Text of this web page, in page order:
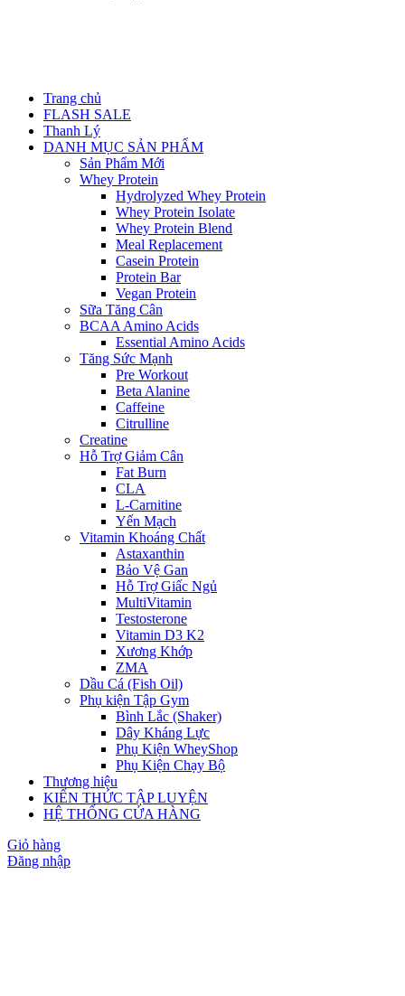
Trang chủ
FLASH SALE
Thanh Lý
DANH MỤC SẢN PHẨM
Sản Phẩm Mới
Whey Protein
Hydrolyzed Whey Protein
Whey Protein Isolate
Whey Protein Blend
Meal Replacement
Casein Protein
Protein Bar
Vegan Protein
Sữa Tăng Cân
BCAA Amino Acids
Essential Amino Acids
Tăng Sức Mạnh
Pre Workout
Beta Alanine
Caffeine
Citrulline
Creatine
Hỗ Trợ Giảm Cân
Fat Burn
CLA
L-Carnitine
Yến Mạch
Vitamin Khoáng Chất
Astaxanthin
Bảo Vệ Gan
Hỗ Trợ Giấc Ngủ
MultiVitamin
Testosterone
Vitamin D3 K2
Xương Khớp
ZMA
Dầu Cá (Fish Oil)
Phụ kiện Tập Gym
Bình Lắc (Shaker)
Dây Kháng Lực
Phụ Kiện WheyShop
Phụ Kiện Chạy Bộ
Thương hiệu
KIẾN THỨC TẬP LUYỆN
HỆ THỐNG CỬA HÀNG
Giỏ hàng
Đăng nhập